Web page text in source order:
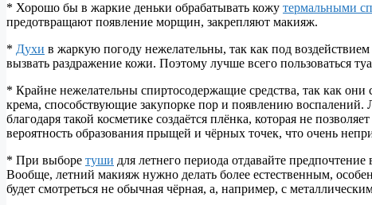
* Хорошо бы в жаркие деньки обрабатывать кожу термальными
предотвращают появление морщин, закрепляют макияж.
* Духи в жаркую погоду нежелательны, так как под
вызвать раздражение кожи. Поэтому лучше всего пользоваться
* Крайне нежелательны спиртосодержащие средства, так как
крема, способствующие закупорке пор и появлению воспалений.
благодаря такой косметике создаётся плёнка, которая не
вероятность образования прыщей и чёрных точек, что очень
* При выборе туши для летнего периода отдавайте
Вообще, летний макияж нужно делать более естественным,
будет смотреться не обычная чёрная, а, например, с